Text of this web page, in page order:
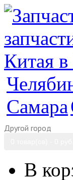
Самара
Другой город
В